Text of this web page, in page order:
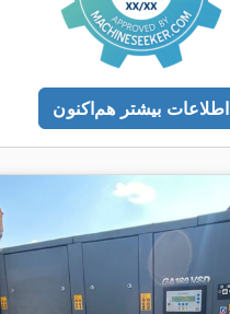
اطلاعات بیشتر هم‌اکنون